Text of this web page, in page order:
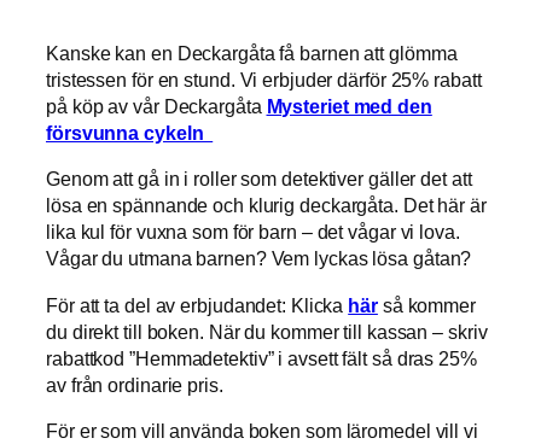
Kanske kan en Deckargåta få barnen att glömma
tristessen för en stund. Vi erbjuder därför 25% rabatt
på köp av vår Deckargåta Mysteriet med den
försvunna cykeln
Genom att gå in i roller som detektiver gäller det att
lösa en spännande och klurig deckargåta. Det här är
lika kul för vuxna som för barn – det vågar vi lova.
Vågar du utmana barnen? Vem lyckas lösa gåtan?
För att ta del av erbjudandet: Klicka härså kommer
du direkt till boken. När du kommer till kassan – skriv
rabattkod ”Hemmadetektiv” i avsett fält så dras 25%
av från ordinarie pris.
För er som vill använda boken som läromedel vill vi